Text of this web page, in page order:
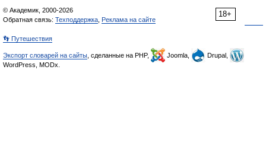
18+
© Академик, 2000-2026
Обратная связь: Техподдержка Реклама на сайте
👣 Путешествия
Экспорт словарей на сайты , сделанные на PHP, Joomla,
Drupal,
WordPress, MODx.